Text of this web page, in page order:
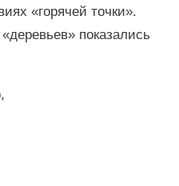
«горячей точки».
показались